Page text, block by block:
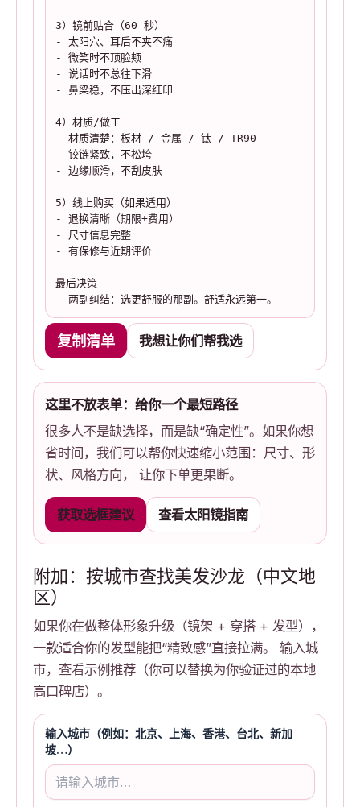
3）镜前贴合（60 秒）
- 太阳穴、耳后不夹不痛
- 微笑时不顶脸颊
- 说话时不总往下滑
- 鼻梁稳，不压出深红印
4）材质/做工
- 材质清楚：板材 / 金属 / 钛 / TR90
- 铰链紧致，不松垮
- 边缘顺滑，不刮皮肤
5）线上购买（如果适用）
- 退换清晰（期限+费用）
- 尺寸信息完整
- 有保修与近期评价
最后决策
- 两副纠结：选更舒服的那副。舒适永远第一。
复制清单 我想让你们帮我选
这里不放表单：给你一个最短路径
很多人不是缺选择，而是缺“确定性”。如果你想
省时间，我们可以帮你快速缩小范围：尺寸、形
状、风格方向， 让你下单更果断。
获取选框建议 查看太阳镜指南
附加：按城市查找美发沙龙（中文地
区）
如果你在做整体形象升级（镜架 + 穿搭 + 发型），
一款适合你的发型能把“精致感”直接拉满。 输入城
市，查看示例推荐（你可以替换为你验证过的本地
高口碑店）。
输入城市（例如：北京、上海、香港、台北、新加
坡…）